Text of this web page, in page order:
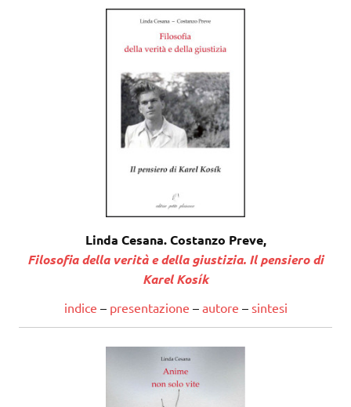
Linda Cesana. Costanzo Preve,
Filosofia della verità e della giustizia. Il pensiero di
Karel Kosík
indice – presentazione – autore – sintesi